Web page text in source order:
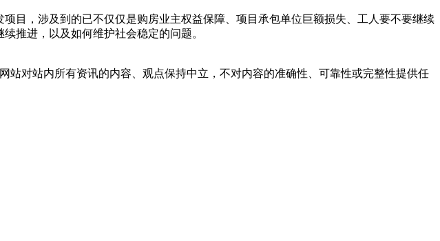
，涉及到的已不仅仅是购房业主权益保障、项目承包单位巨额损失、工人要不要继续
推进，以及如何维护社会稳定的问题。
对站内所有资讯的内容、观点保持中立，不对内容的准确性、可靠性或完整性提供任